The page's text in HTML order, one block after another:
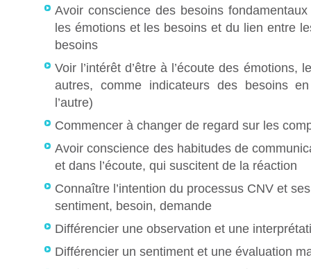
Avoir conscience des besoins
les émotions et les besoins et du lien entre
besoins
Voir l’intérêt d’être à l’écoute des émotions,
autres, comme indicateurs des besoins
l’autre)
Commencer à changer de regard sur les
Avoir conscience des habitudes de
et dans l’écoute, qui suscitent de la réaction
Connaître l’intention du processus CNV et
sentiment, besoin, demande
Différencier une observation et une
Différencier un sentiment et une évaluation